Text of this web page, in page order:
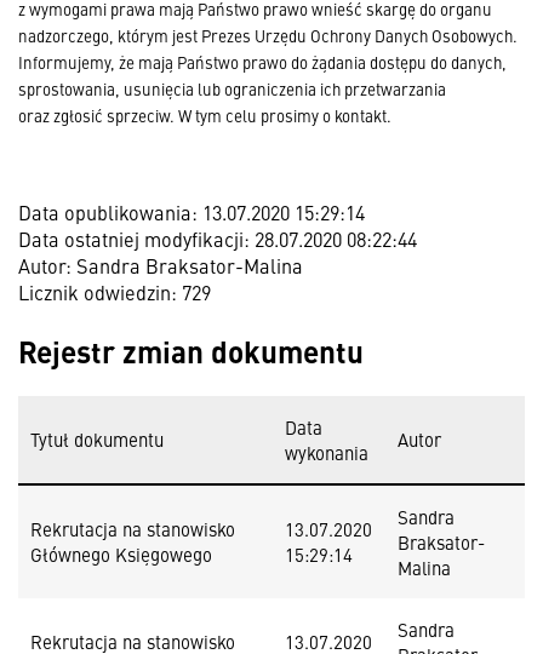
z wymogami prawa mają Państwo prawo wnieść skargę do organu
nadzorczego, którym jest Prezes Urzędu Ochrony Danych Osobowych.
Informujemy, że mają Państwo prawo do żądania dostępu do danych,
sprostowania, usunięcia lub ograniczenia ich przetwarzania
oraz zgłosić sprzeciw. W tym celu prosimy o kontakt.
Data opublikowania: 13.07.2020 15:29:14
Data ostatniej modyfikacji: 28.07.2020 08:22:44
Autor: Sandra Braksator-Malina
Licznik odwiedzin: 729
Rejestr zmian dokumentu
Tytuł dokumentu
Data
wykonania
Autor
Rekrutacja na stanowisko
Głównego Księgowego
13.07.2020
15:29:14
Sandra
Braksator-
Malina
Rekrutacja na stanowisko 13.07.2020
Sandra